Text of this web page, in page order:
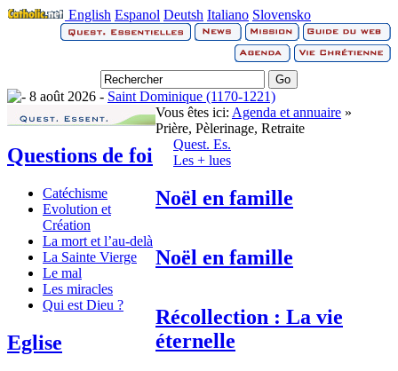
English Espanol Deutsh Italiano Slovensko
8 août 2026 - Saint Dominique (1170-1221)
Questions de foi
Catéchisme
Evolution et
Création
La mort et l’au-delà
La Sainte Vierge
Le mal
Les miracles
Qui est Dieu ?
Eglise
Vous êtes ici: Agenda et annuaire »
Prière, Pèlerinage, Retraite
Quest. Es.
Les + lues
Noël en famille
Noël en famille
Récollection : La vie
éternelle